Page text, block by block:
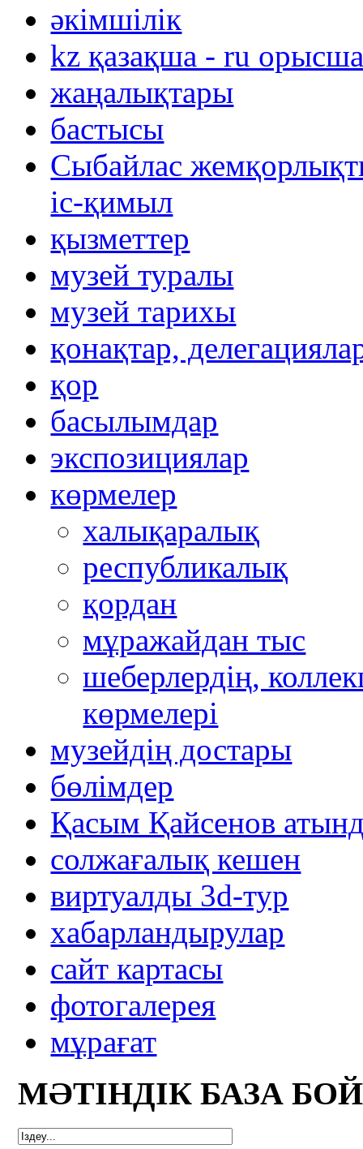
әкімшілік
kz қазақша - ru
жаңалықтары
бастысы
Сыбайлас
іс-қимыл
қызметтер
музей туралы
музей тарихы
қонақтар,
қор
басылымдар
экспозициялар
көрмелер
халықаралық
республикалық
қордан
мұражайдан тыс
шеберлердің,
көрмелері
музейдің достары
бөлімдер
Қасым Қайсенов
солжағалық кешен
виртуалды 3d-тур
xабарландырулар
сайт картасы
фотогалерея
мұрағат
МӘТІНДІК БАЗА